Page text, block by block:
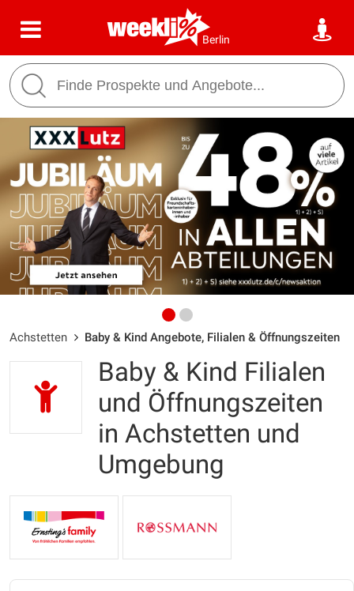
Berlin
Achstetten Baby & Kind Angebote, Filialen & Öffnungszeiten
Baby & Kind Filialen
und Öffnungszeiten
in Achstetten und
Umgebung